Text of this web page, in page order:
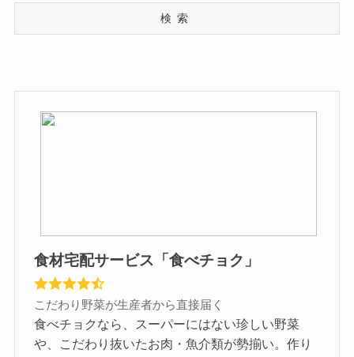
検索
食材宅配サービス「食べチョク」
こだわり野菜が生産者から直接届く
食べチョクなら、スーパーにはない珍しい野菜
や、こだわり抜いたお肉・魚介類が勢揃い。作り